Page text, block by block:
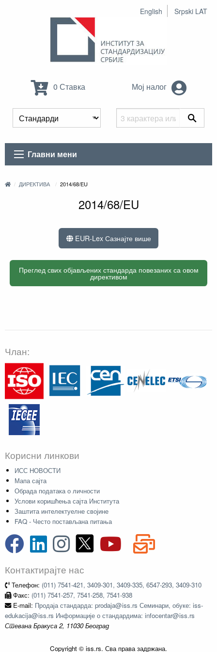
English Srpski LAT
0 Ставка Мој налог
Главни мени
ДИРЕКТИВА 2014/68/EU
2014/68/EU
EUR-Lex Сазнајте више
Преглед свих објављених стандарда повезаних са овом
директивом
Члан:
Корисни линкови
ИСС НОВОСТИ
Мапа сајта
Обрада података о личности
Услови коришћења сајта Института
Заштита интелектуелне својине
FAQ - Често постављана питања
Контактирајте нас
Телефон: (011) 7541-421, 3409-301, 3409-335, 6547-293, 3409-310
Факс: (011) 7541-257, 7541-258, 7541-938
E-mail: Продаја стандарда: prodaja@iss.rs Семинари, обуке: iss-
edukacija@iss.rs Информације о стандардима: infocentar@iss.rs
Стевана Бракуса 2, 11030 Београд
Copyright © iss.rs. Сва права задржана.